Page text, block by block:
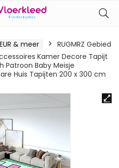
& meer
RUGMRZ Gebied
Kamer Decore Tapijt
Patroon Baby Meisje
Huis Tapijten 200 x 300 cm